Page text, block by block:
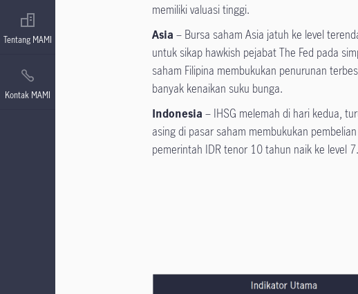
Tentang MAMI
Kontak MAMI
memiliki valuasi tinggi.
Asia – Bursa saham Asia jatuh ke level
untuk sikap hawkish pejabat The Fed pada
saham Filipina membukukan penurunan
banyak kenaikan suku bunga.
Indonesia – IHSG melemah di hari kedua,
asing di pasar saham membukukan
pemerintah IDR tenor 10 tahun naik ke level